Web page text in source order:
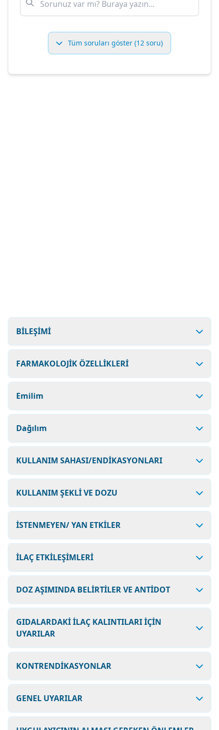
Tüm soruları göster (12 soru)
BİLEŞİMİ
FARMAKOLOJİK ÖZELLİKLERİ
Emilim
Dağılım
KULLANIM SAHASI/ENDİKASYONLARI
KULLANIM ŞEKLİ VE DOZU
İSTENMEYEN/ YAN ETKİLER
İLAÇ ETKİLEŞİMLERİ
DOZ AŞIMINDA BELİRTİLER VE ANTİDOT
GIDALARDAKİ İLAÇ KALINTILARI İÇİN
UYARILAR
KONTRENDİKASYONLAR
GENEL UYARILAR